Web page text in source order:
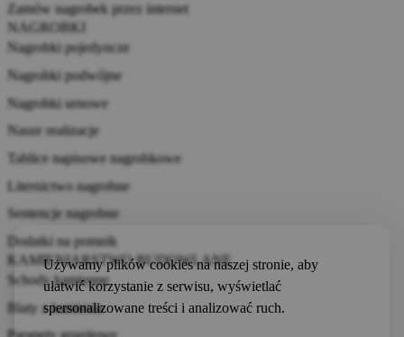
Używamy plików cookies na naszej stronie, aby
ułatwić korzystanie z serwisu, wyświetlać
spersonalizowane treści i analizować ruch.
Zamów nagrobek przez internet
NAGROBKI
Nagrobki pojedyncze
Nagrobki podwójne
Nagrobki urnowe
Nasze realizacje
Tablice napisowe nagrobkowe
Liternictwo nagrobne
Sentencje nagrobne
Dodatki na pomnik
KAMIENIARSTWO BUDOWLANE
Schody kamienne
Blaty z kamienia